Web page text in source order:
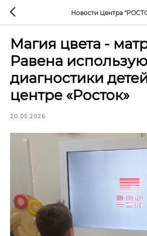
Новости Центра
Магия цвета -
Равена
диагностики
центре «Росток»
20.05.2026